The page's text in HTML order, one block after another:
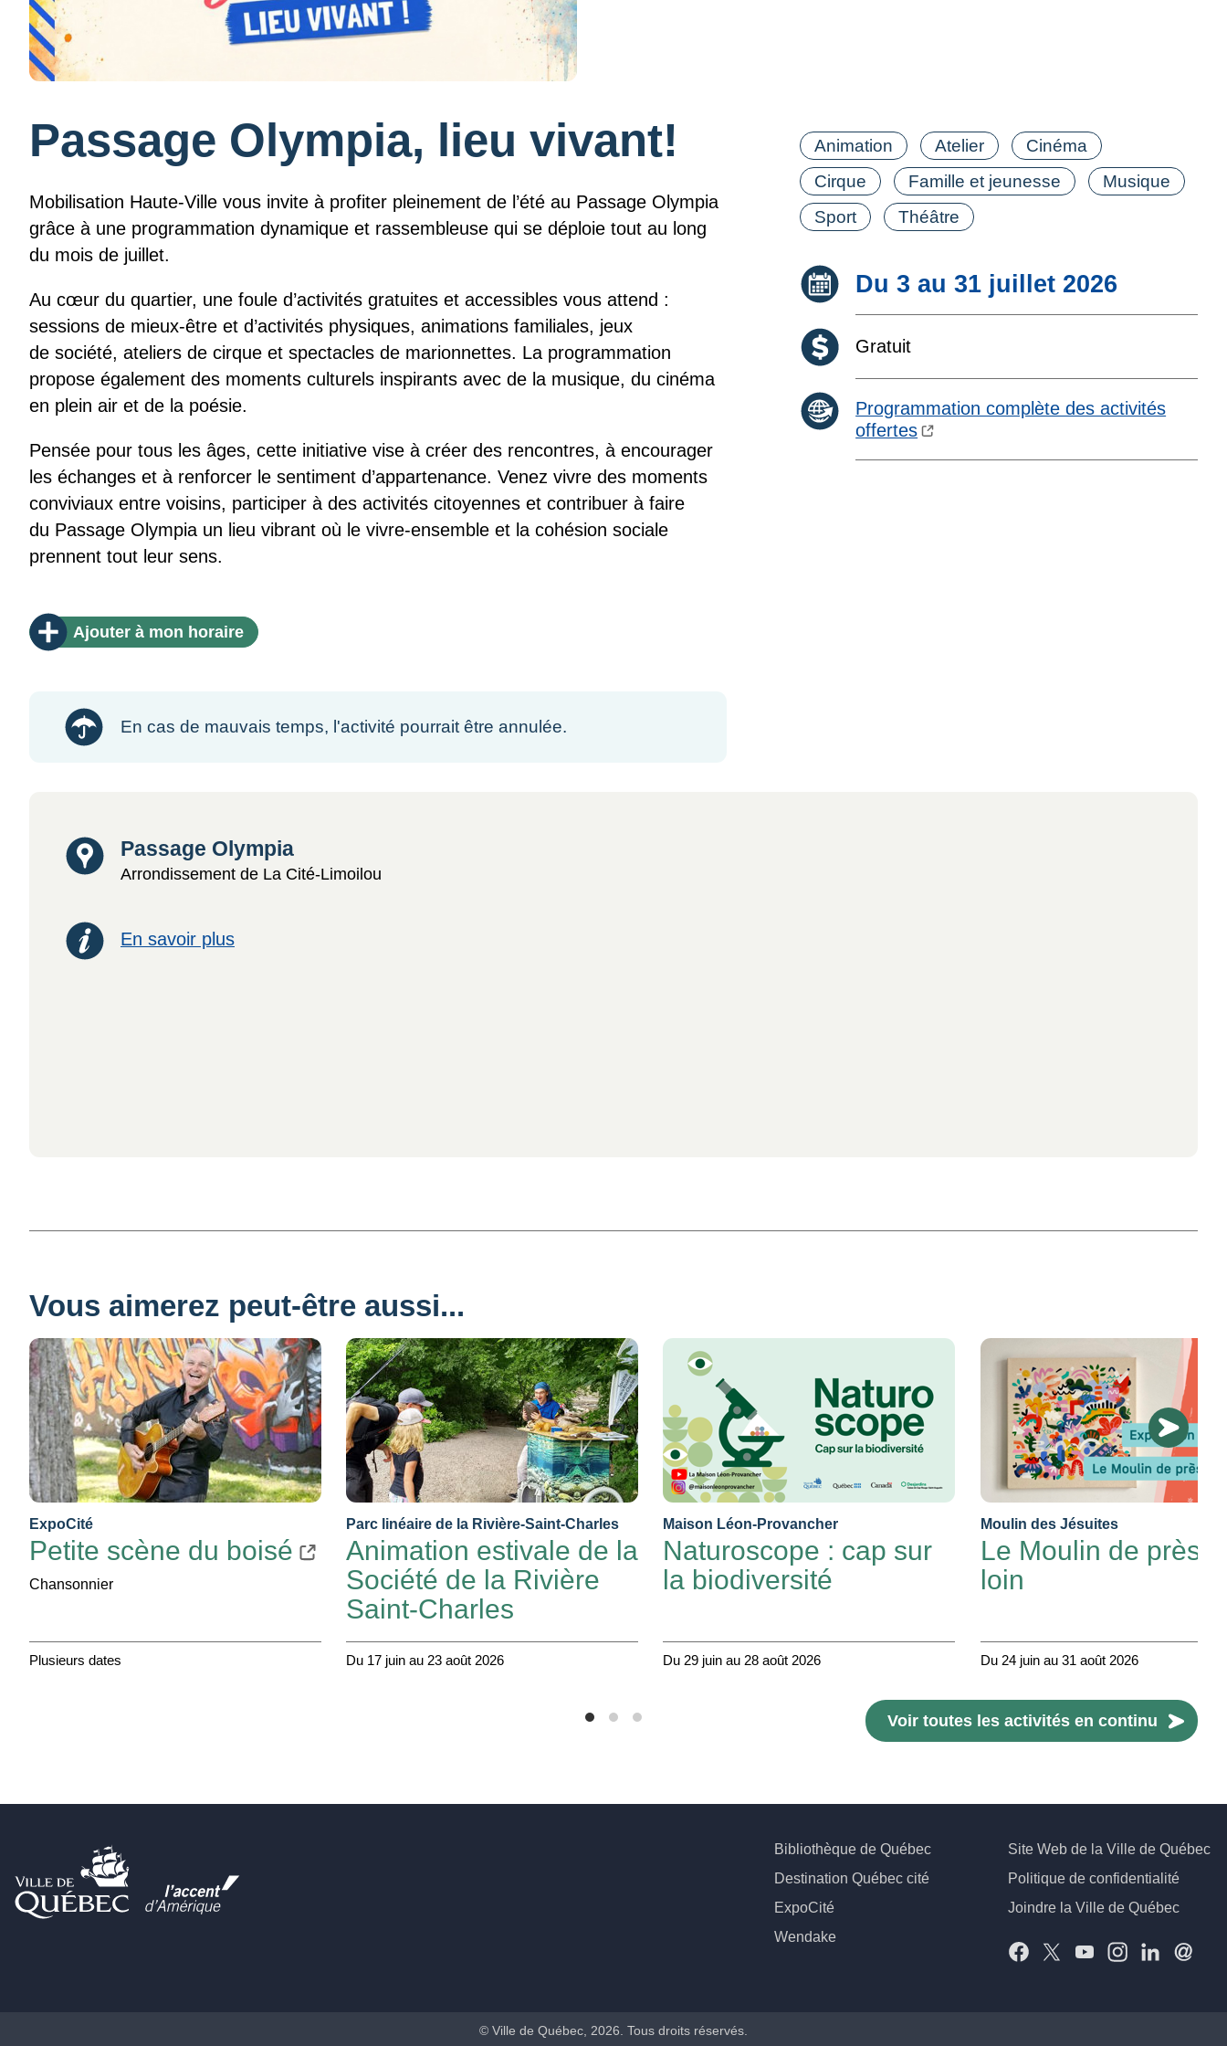
Passage Olympia, lieu vivant!
Mobilisation Haute-Ville vous invite à profiter pleinement de l’été au Passage Olympia
grâce à une programmation dynamique et rassembleuse qui se déploie tout au long
du mois de juillet.
Au cœur du quartier, une foule d’activités gratuites et accessibles vous attend :
sessions de mieux-être et d’activités physiques, animations familiales, jeux
de société, ateliers de cirque et spectacles de marionnettes. La programmation
propose également des moments culturels inspirants avec de la musique, du cinéma
en plein air et de la poésie.
Pensée pour tous les âges, cette initiative vise à créer des rencontres, à encourager
les échanges et à renforcer le sentiment d’appartenance. Venez vivre des moments
conviviaux entre voisins, participer à des activités citoyennes et contribuer à faire
du Passage Olympia un lieu vibrant où le vivre-ensemble et la cohésion sociale
prennent tout leur sens.
Ajouter à mon horaire
Catégorie(s)
Animation Atelier
Cinéma
Cirque
Famille et jeunesse
Musique
Sport
Théâtre
Date :
Du 3 au 31 juillet 2026
Coût :
Gratuit
Programmation complète des activités
offertes
En cas de mauvais temps, l'activité pourrait être annulée.
Lieu
Passage Olympia
Arrondissement de La Cité-Limoilou
En savoir plus
Vous aimerez peut-être aussi...
ExpoCité
Petite scène du boisé
Chansonnier
Plusieurs dates
Parc linéaire de la Rivière-Saint-Charles
Animation estivale de la
Société de la Rivière
Saint-Charles
Du 17 juin au 23 août 2026
Maison Léon-Provancher
Naturoscope : cap sur
la biodiversité
Du 29 juin au 28 août 2026
Moulin des Jésuites
Le Moulin de près
loin
Du 24 juin au 31 août 2026
Voir toutes les activités en continu
Bibliothèque de Québec
Destination Québec cité
ExpoCité
Wendake
Site Web de la Ville de Québec
Politique de confidentialité
Joindre la Ville de Québec
© Ville de Québec, 2026. Tous droits réservés.